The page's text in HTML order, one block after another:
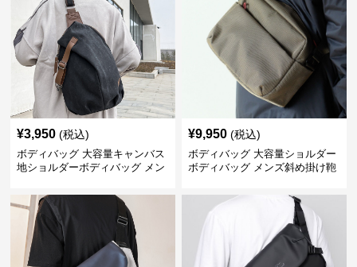
¥3,950 (税込)
ボディバッグ 大容量キャンバス
地ショルダーボディバッグ メン
¥9,950 (税込)
ボディバッグ 大容量ショルダー
ボディバッグ メンズ斜め掛け鞄